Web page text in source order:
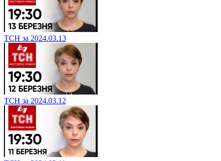
ТСН за 2024.03.13
ТСН за 2024.03.12